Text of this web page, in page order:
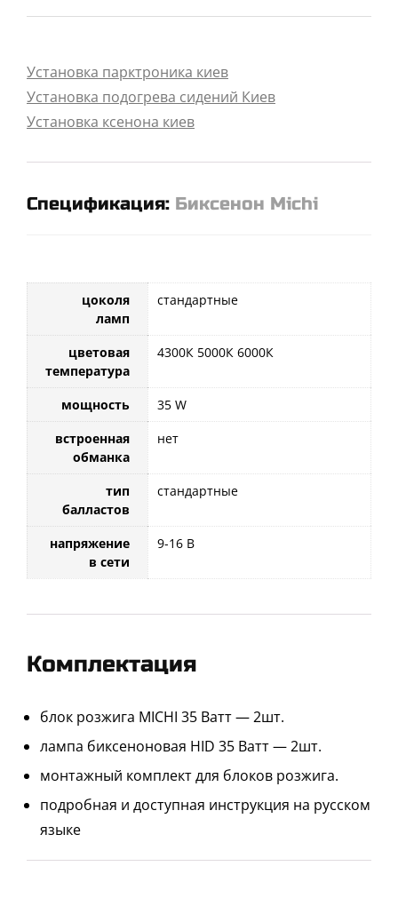
Установка парктроника киев
Установка подогрева сидений Киев
Установка ксенона киев
Спецификация: Биксенон Michi
цоколя
ламп
стандартные
цветовая
температура
4300К 5000К 6000К
мощность
35 W
встроенная
обманка
нет
тип
балластов
стандартные
напряжение
в сети
9-16 В
Комплектация
блок розжига MICHI 35 Ватт — 2шт.
лампа биксеноновая HID 35 Ватт — 2шт.
монтажный комплект для блоков розжига.
подробная и доступная инструкция на русском
языке